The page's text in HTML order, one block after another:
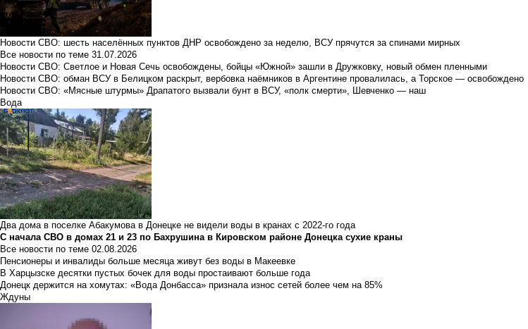
Новости СВО: шесть населённых пунктов ДНР освобождено за неделю, ВСУ прячутся за спинами мирных
Все новости по теме 31.07.2026
Новости СВО: Светлое и Новая Сечь освобождены, бойцы «Южной» зашли в Дружковку, новый обмен пленными
Новости СВО: обман ВСУ в Белицком раскрыт, вербовка наёмников в Аргентине провалилась, а Торское — освобождено
Новости СВО: «Мясные штурмы» Драпатого вызвали бунт в ВСУ, «полк смерти», Шевченко — наш
Вода
Два дома в поселке Абакумова в Донецке не видели воды в кранах с 2022-го года
С начала СВО в домах 21 и 23 по Бахрушина в Кировском районе Донецка сухие краны
Все новости по теме 02.08.2026
Пенсионеры и инвалиды больше месяца живут без воды в Макеевке
В Харцызске десятки пустых бочек для воды простаивают больше года
Донецк держится на хомутах: «Вода Донбасса» признала износ сетей более чем на 85%
Ждуны